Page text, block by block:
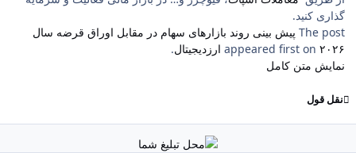
گذاری کنید.
The post پیش بینی روند بازارهای سهام در مقابل اوراق قرضه سال
۲۰۲۶
ارزدیجیتال.
نمایش متن کامل
نقل قول